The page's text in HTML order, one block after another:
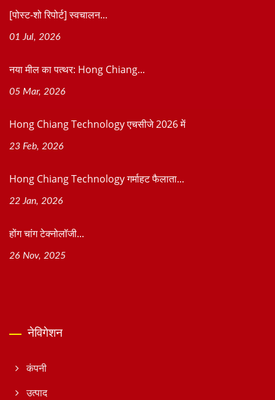
[पोस्ट-शो रिपोर्ट] स्वचालन...
01 Jul, 2026
नया मील का पत्थर: Hong Chiang...
05 Mar, 2026
Hong Chiang Technology एचसीजे 2026 में
23 Feb, 2026
Hong Chiang Technology गर्माहट फैलाता...
22 Jan, 2026
होंग चांग टेक्नोलॉजी...
26 Nov, 2025
नेविगेशन
कंपनी
उत्पाद